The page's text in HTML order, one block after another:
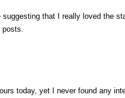
that I really loved the
today, yet I never found any